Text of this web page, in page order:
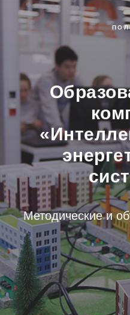
Методические и